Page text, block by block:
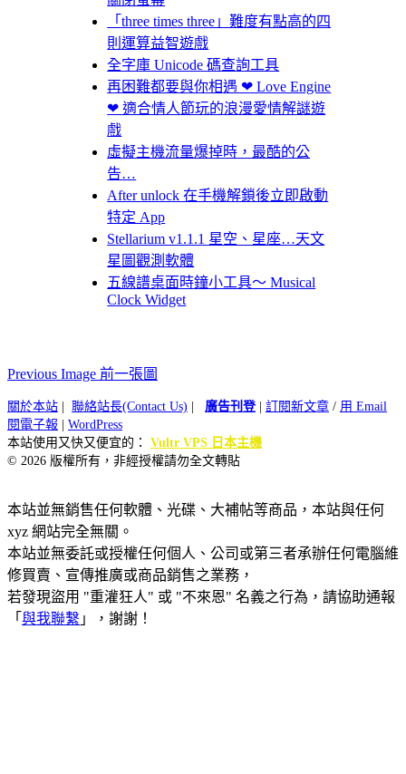
「three times three」難度有點高的四
則運算益智遊戲
全字庫 Unicode 碼查詢工具
再困難都要與你相遇 ❤ Love Engine
❤ 適合情人節玩的浪漫愛情解謎遊
戲
虛擬主機流量爆掉時，最酷的公
告…
After unlock 在手機解鎖後立即啟動
特定 App
Stellarium v1.1.1 星空、星座…天文
星圖觀測軟體
五線譜桌面時鐘小工具～ Musical
Clock Widget
Previous Image 前一張圖
關於本站 聯絡站長(Contact Us) 廣告刊登| 訂閱新文章 / 用 Email
閱電子報
WordPress
本站使用又快又便宜的： Vultr VPS 日本主機
© 2026 版權所有，非經授權請勿全文轉貼
本站並無銷售任何軟體、光碟、大補帖等商品，本站與任何
xyz 網站完全無關。
本站並無委託或授權任何個人、公司或第三者承辦任何電腦維
修買賣、宣傳推廣或商品銷售之業務，
若發現盜用 "重灌狂人" 或 "不來恩" 名義之行為，請協助通報
「 與我聯繫 」，謝謝！